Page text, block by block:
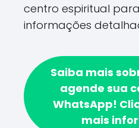
centro espiritual
informações
Saiba mais
agende sua
WhatsApp!
mais